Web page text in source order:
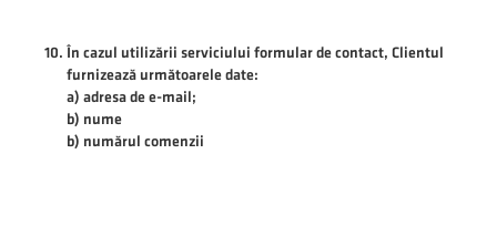
În cazul utilizării serviciului formular de contact, Clientul
furnizează următoarele date:
a) adresa de e-mail;
b) nume
b) numărul comenzii